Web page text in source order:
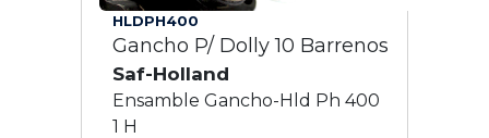
HLDPH400
Gancho P/ Dolly 10 Barrenos
Saf-Holland
Ensamble Gancho-Hld Ph 400
1 H